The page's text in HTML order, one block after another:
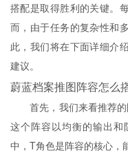
搭配是取得胜利的关键。
而，由于任务的复杂性和
此，我们将在下面详细介
建议。
蔚蓝档案推图阵容怎么
首先，我们来看推荐的
这个阵容以均衡的输出
中，T角色是阵容的核心，